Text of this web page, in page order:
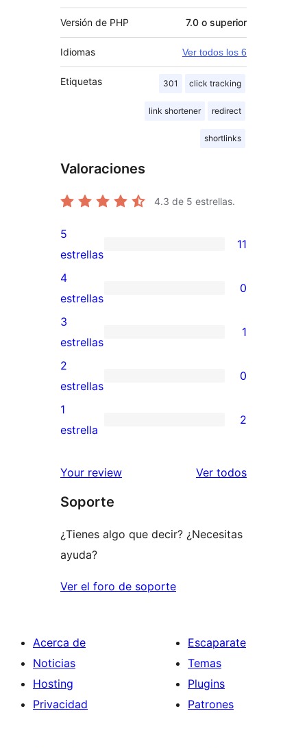
Versión de PHP 7.0 o superior
Idiomas Ver todos los 6
Etiquetas 301 click tracking
link shortener redirect
shortlinks
Valoraciones
4.3 de 5 estrellas.
11
valoraciones
de
5
estrellas
5
estrellas
11
0
valoraciones
de
4
estrellas
4
estrellas
0
1
valoración
de
3
estrellas
3
estrellas
1
0
valoraciones
de
estrellas
2
estrellas
0
2
de
estrellas
1
estrella
2
Your review Ver todoslos
Soporte
¿Tienes algo que decir? ¿Necesitas
ayuda?
Ver el foro de soporte
Acerca de
Noticias
Hosting
Privacidad
Escaparate
Temas
Plugins
Patrones